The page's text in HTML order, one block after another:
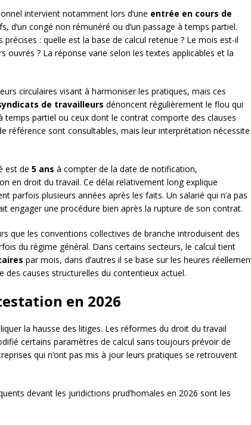
intervient notamment lors d’une entrée en cours de
d’un congé non rémunéré ou d’un passage à temps partiel.
: quelle est la base de calcul retenue ? Le mois est-il
ouvrés ? La réponse varie selon les textes applicables et la
circulaires visant à harmoniser les pratiques, mais ces
de travailleurs dénoncent régulièrement le flou qui
temps partiel ou ceux dont le contrat comporte des clauses
référence sont consultables, mais leur interprétation nécessite
est de 5 ans à compter de la date de notification,
en droit du travail. Ce délai relativement long explique
parfois plusieurs années après les faits. Un salarié qui n’a pas
engager une procédure bien après la rupture de son contrat.
que les conventions collectives de branche introduisent des
du régime général. Dans certains secteurs, le calcul tient
par mois, dans d’autres il se base sur les heures
des causes structurelles du contentieux actuel.
en 2026
la hausse des litiges. Les réformes du droit du travail
certains paramètres de calcul sans toujours prévoir de
qui n’ont pas mis à jour leurs pratiques se retrouvent
devant les juridictions prud’homales en 2026 sont les